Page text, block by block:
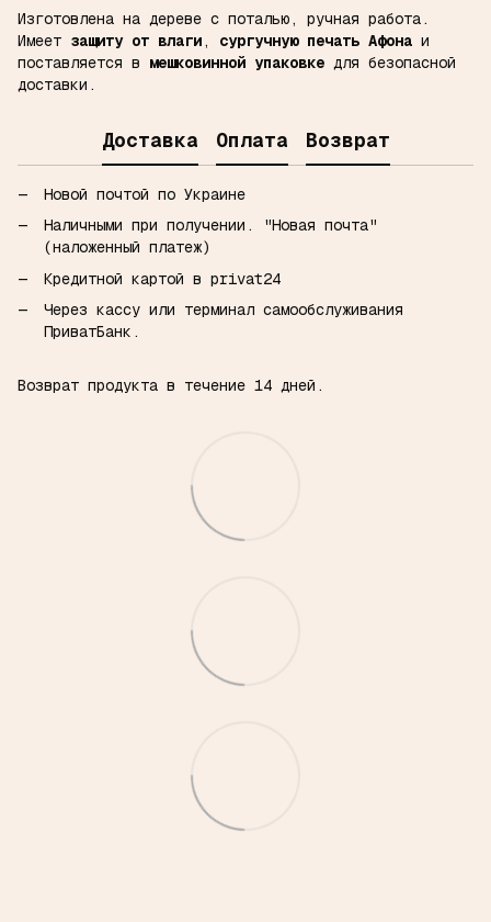
Изготовлена на дереве с поталью, ручная работа.
Имеет защиту от влаги, сургучную печать Афона и
поставляется в мешковинной упаковке для безопасной
доставки.
Доставка Оплата Возврат
Новой почтой по Украине
Наличными при получении.
"Новая почта"
(наложенный платеж)
Кредитной картой в privat24
Через кассу или терминал самообслуживания
ПриватБанк.
Возврат продукта в течение 14 дней.